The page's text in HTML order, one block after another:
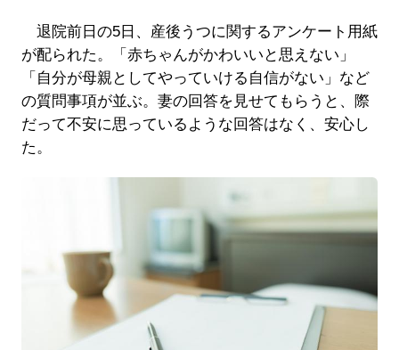
退院前日の5日、産後うつに関するアンケート用紙
が配られた。「赤ちゃんがかわいいと思えない」
「自分が母親としてやっていける自信がない」など
の質問事項が並ぶ。妻の回答を見せてもらうと、際
だって不安に思っているような回答はなく、安心し
た。